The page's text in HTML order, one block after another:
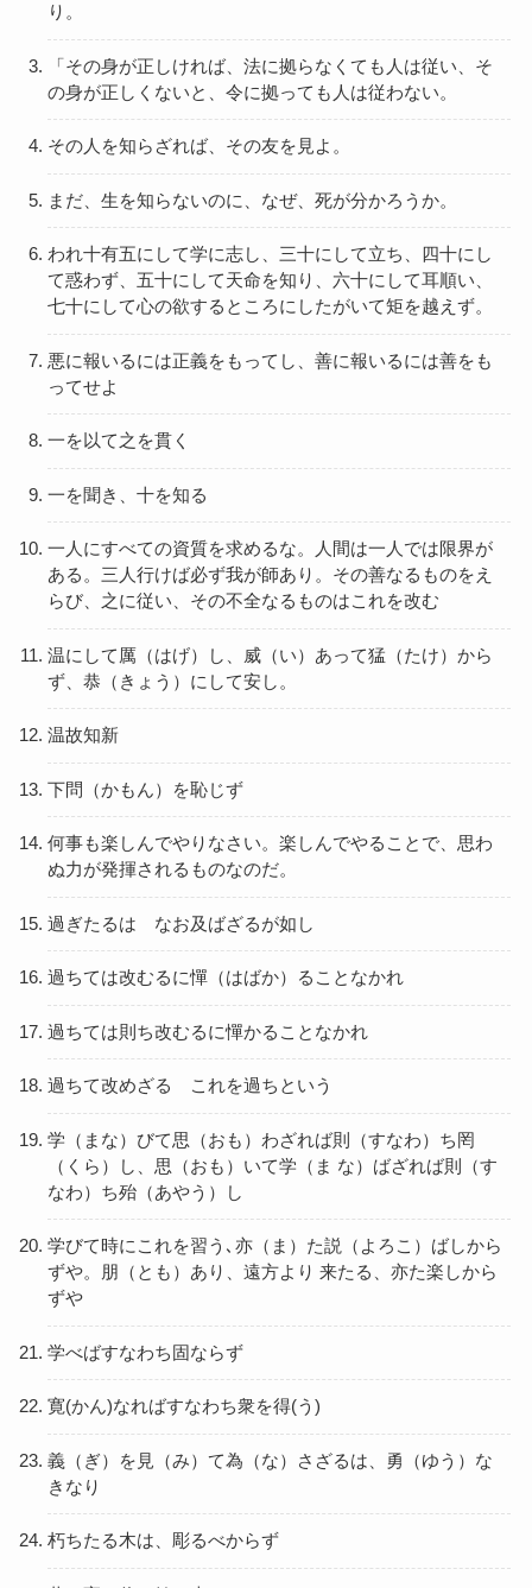
り。
「その身が正しければ、法に拠らなくても人は従い、そ
の身が正しくないと、令に拠っても人は従わない。
その人を知らざれば、その友を見よ。
まだ、生を知らないのに、なぜ、死が分かろうか。
われ十有五にして学に志し、三十にして立ち、四十にし
て惑わず、五十にして天命を知り、六十にして耳順い、
七十にして心の欲するところにしたがいて矩を越えず。
悪に報いるには正義をもってし、善に報いるには善をも
ってせよ
一を以て之を貫く
一を聞き、十を知る
一人にすべての資質を求めるな。人間は一人では限界が
ある。三人行けば必ず我が師あり。その善なるものをえ
らび、之に従い、その不全なるものはこれを改む
温にして厲（はげ）し、威（い）あって猛（たけ）から
ず、恭（きょう）にして安し。
温故知新
下問（かもん）を恥じず
何事も楽しんでやりなさい。楽しんでやることで、思わ
ぬ力が発揮されるものなのだ。
過ぎたるは なお及ばざるが如し
過ちては改むるに憚（はばか）ることなかれ
過ちては則ち改むるに憚かることなかれ
過ちて改めざる これを過ちという
学（まな）びて思（おも）わざれば則（すなわ）ち罔
（くら）し、思（おも）いて学（ま な）ばざれば則（す
なわ）ち殆（あやう）し
学びて時にこれを習う､亦（ま）た説（よろこ）ばしから
ずや。朋（とも）あり、遠方より 来たる、亦た楽しから
ずや
学べばすなわち固ならず
寛(かん)なればすなわち衆を得(う)
義（ぎ）を見（み）て為（な）さざるは、勇（ゆう）な
きなり
朽ちたる木は、彫るべからず